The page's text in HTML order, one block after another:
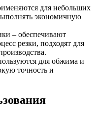
для небольших
экономичную
– обеспечивают
резки, подходят для
для обжима и
точность и